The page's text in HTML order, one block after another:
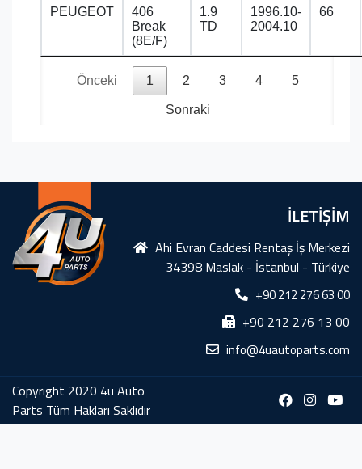
PEUGEOT
406
Break
(8E/F)
1.9
TD
1996.10-
2004.10
66
Önceki 1 2 3 4 5
Sonraki
İLETİŞİM
Ahi Evran Caddesi Rentaş İş Merkezi
34398 Maslak - İstanbul - Türkiye
+90 212 276 63 00
+90 212 276 13 00
info@4uautoparts.com
Copyright 2020 4u Auto
Parts Tüm Hakları Saklıdır